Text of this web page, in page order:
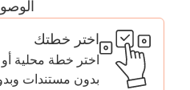
اختر خطتك
اختر خطة محلية أو
بدون مستندات